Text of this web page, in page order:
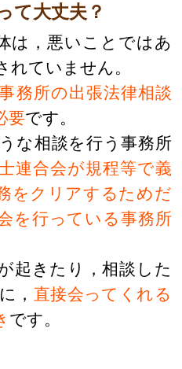
て大丈夫？
は，悪いことではあ
れていません。
務所の出張法律相談
要です。
な相談を行う事務所
連合会が規程等で義
をクリアするためだ
を行っている事務所
起きたり，相談した
， 直接会ってくれる
です。